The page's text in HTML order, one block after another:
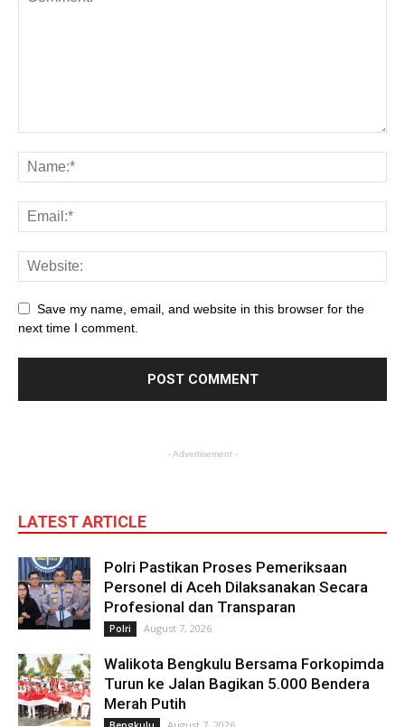
Save my name, email, and website in this browser for the
next time I comment.
- Advertisement -
LATEST ARTICLE
Polri Pastikan Proses Pemeriksaan
Personel di Aceh Dilaksanakan Secara
Profesional dan Transparan
Polri August 7, 2026
Walikota Bengkulu Bersama Forkopimda
Turun ke Jalan Bagikan 5.000 Bendera
Merah Putih